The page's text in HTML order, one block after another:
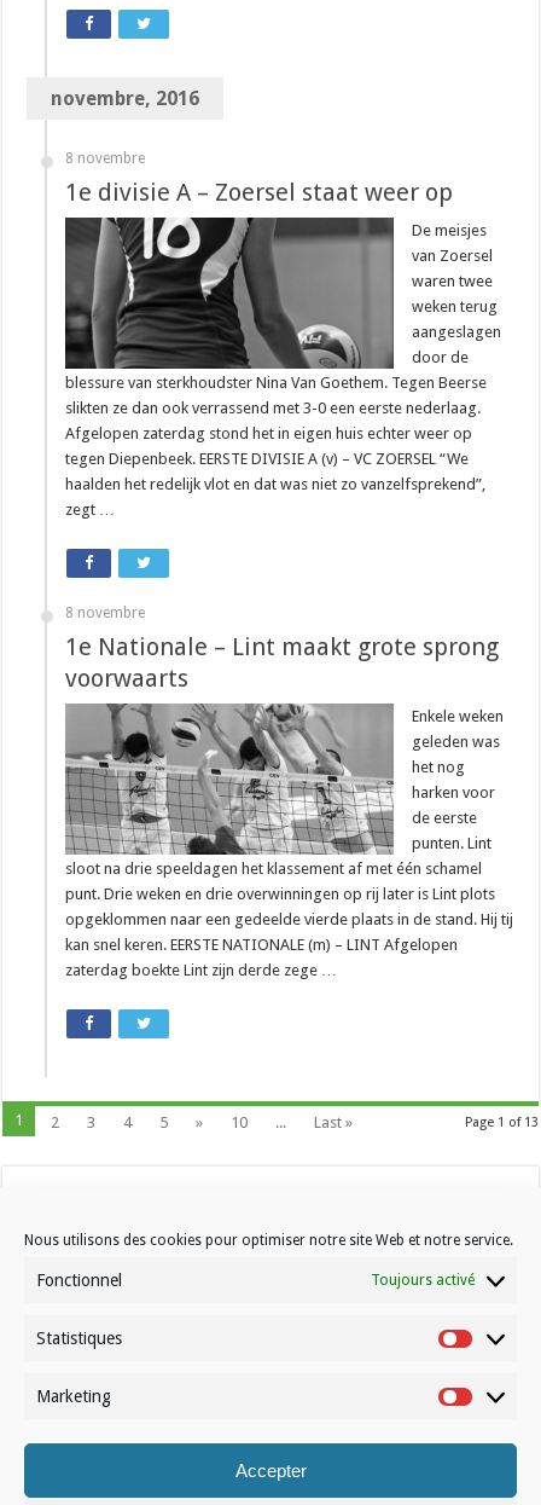
Nous utilisons des cookies pour optimiser notre site Web et notre service.
Fonctionnel Toujours activé
Statistiques
Marketing
Accepter
novembre, 2016
8 novembre
1e divisie A – Zoersel staat weer op
De meisjes
van Zoersel
waren twee
weken terug
aangeslagen
door de
blessure van sterkhoudster Nina Van Goethem. Tegen Beerse
slikten ze dan ook verrassend met 3-0 een eerste nederlaag.
Afgelopen zaterdag stond het in eigen huis echter weer op
tegen Diepenbeek. EERSTE DIVISIE A (v) – VC ZOERSEL “We
haalden het redelijk vlot en dat was niet zo vanzelfsprekend”,
zegt …
8 novembre
1e Nationale – Lint maakt grote sprong
voorwaarts
Enkele weken
geleden was
het nog
harken voor
de eerste
punten. Lint
sloot na drie speeldagen het klassement af met één schamel
punt. Drie weken en drie overwinningen op rij later is Lint plots
opgeklommen naar een gedeelde vierde plaats in de stand. Hij tij
kan snel keren. EERSTE NATIONALE (m) – LINT Afgelopen
zaterdag boekte Lint zijn derde zege …
Page 1 of 13
1 2 3 4 5 » 10 ... Last »
Contactez-nous
© Volleynews.be2026